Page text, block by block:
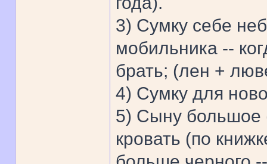
3) Сумку себе
мобильника --
брать; (лен +
4) Сумку для
5) Сыну большое
кровать (по